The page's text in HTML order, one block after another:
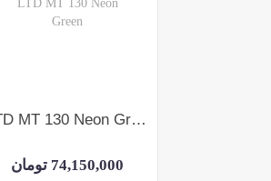
LTD MT 130 Neon Green
74,150,000 تومان